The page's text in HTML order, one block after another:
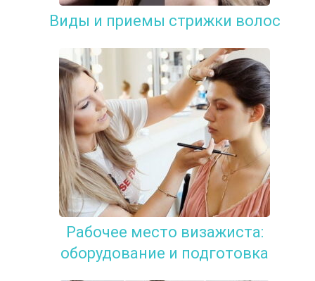
Виды и приемы стрижки волос
Рабочее место визажиста:
оборудование и подготовка